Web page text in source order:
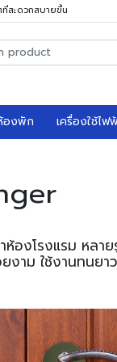
สะดวกสบายขึ้น
องพัก เครื่องใช้ไฟ
องโรงแรม หล
งาม ใช้งานทนยา